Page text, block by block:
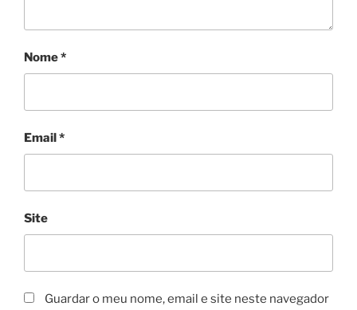
Nome*
Email *
Site
Guardar o meu nome, email e site neste navegador